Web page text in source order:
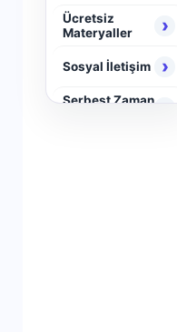
Ücretsiz
Materyaller
›
Sosyal İletişim ›
Serbest Zaman